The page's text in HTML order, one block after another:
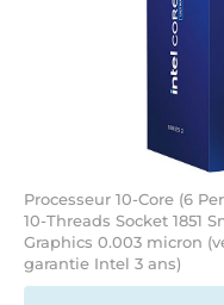
Processeur 10-Core (6
10-Threads Socket 1851
Graphics 0.003 micron
garantie Intel 3 ans)